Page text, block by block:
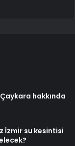
hakkında
İzmir su kesintisi